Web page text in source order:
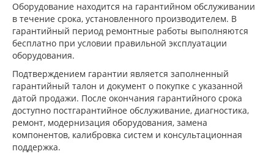
Оборудование находится на гарантийном обслуживании
в течение срока, установленного производителем. В
гарантийный период ремонтные работы выполняются
бесплатно при условии правильной эксплуатации
оборудования.
Подтверждением гарантии является заполненный
гарантийный талон и документ о покупке с указанной
датой продажи. После окончания гарантийного срока
доступно постгарантийное обслуживание, диагностика,
ремонт, модернизация оборудования, замена
компонентов, калибровка систем и консультационная
поддержка.